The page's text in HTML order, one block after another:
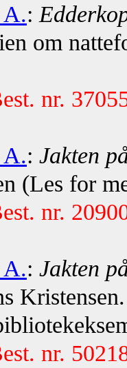
A.:
om
nr.
A.: Jakten
(Les for
nr.
A.: Jakten
nr.